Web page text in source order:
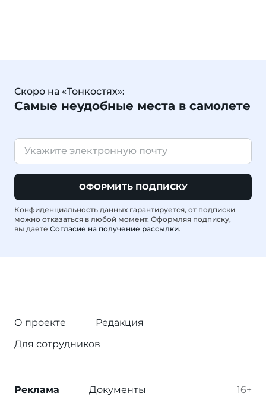
Скоро на «Тонкостях»:
Самые неудобные места в самолете
ОФОРМИТЬ ПОДПИСКУ
Конфиденциальность данных гарантируется, от подписки
можно отказаться в любой момент. Оформляя подписку,
вы даете Согласие на получение рассылки.
О проекте
Редакция
Для сотрудников
16+
Реклама Документы